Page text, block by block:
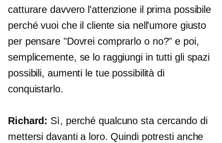
catturare davvero l'attenzione il prima possibile
perché vuoi che il cliente sia nell'umore giusto
per pensare "Dovrei comprarlo o no?" e ​​poi,
semplicemente, se lo raggiungi in tutti gli spazi
possibili, aumenti le tue possibilità di
conquistarlo.
Richard: Sì, perché qualcuno sta cercando di
mettersi davanti a loro. Quindi potresti anche